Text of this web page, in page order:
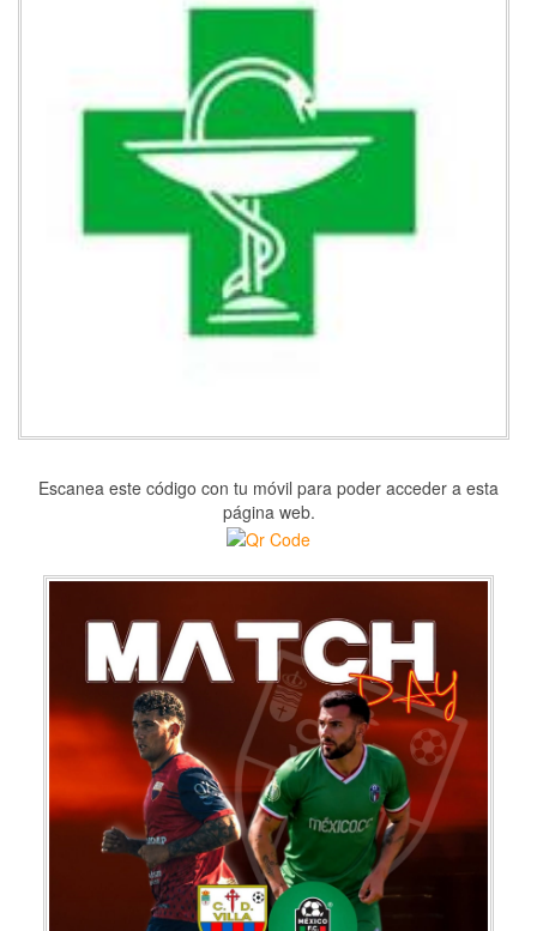
Escanea este código con tu móvil para poder acceder a esta
página web.